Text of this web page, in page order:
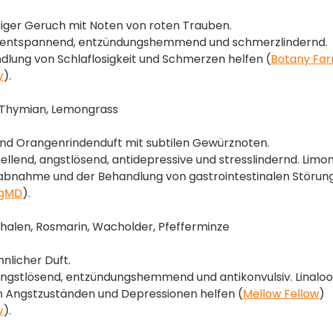
Geruch mit Noten von roten Trauben.
entzündungshemmend und schmerzlindernd.
von Schlaflosigkeit und Schmerzen helfen​ (Botany
)​.
Lemongrass
Orangenrindenduft mit subtilen Gewürznoten.
angstlösend, antidepressive und stresslindernd.
und der Behandlung von gastrointestinalen
)​.
Rosmarin, Wacholder, Pfefferminze
Duft.
entzündungshemmend und antikonvulsiv.
Angstzuständen und Depressionen helfen​ (Mellow Fellow)​​
)​.